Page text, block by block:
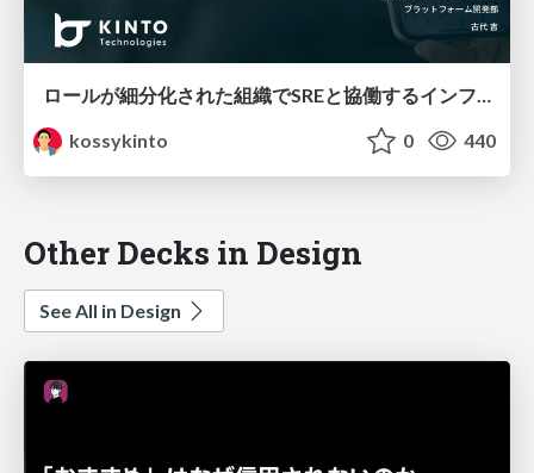
ロールが細分化された組織でSREと協働するインフラエンジニアは何をするか？ / SRE Lounge #18
kossykinto
0 440
Other Decks in Design
See All in Design